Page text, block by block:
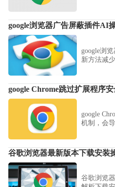
google浏览器广告屏蔽插件AI
google浏
新方法减
google Chrome跳过扩展程序
google
机制，会
限制。
谷歌浏览器最新版本下载安装
谷歌浏览